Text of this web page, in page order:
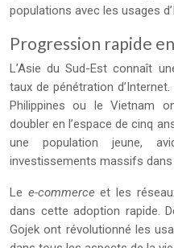
populations avec les usages
Progression rapide
L’Asie du Sud-Est connaît
taux de pénétration
Philippines ou le Vietnam
doubler en l’espace de cinq
une population jeune,
investissements massifs
Le e-commerceet les
dans cette adoption rapide.
Gojek ont révolutionné les